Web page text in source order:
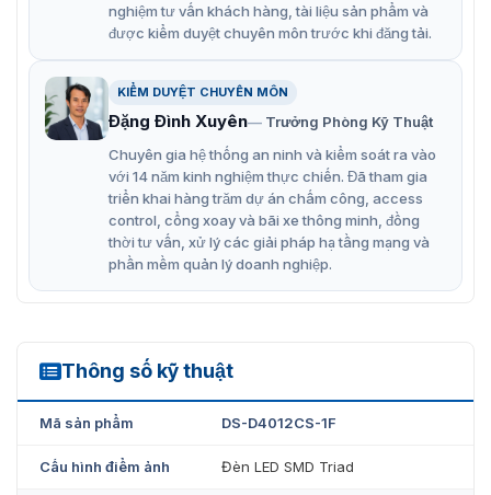
Tiết kiệm năng lượng đáng kể so với các loại màn
hình truyền thống.
Điều khiển thông qua phần mềm chuyên dụng, giúp
người dùng dễ dàng quản lý và tùy chỉnh các cài đặt.
nghiệm tư vấn khách hàng, tài liệu sản phẩm và
được kiểm duyệt chuyên môn trước khi đăng tải.
KIỂM DUYỆT CHUYÊN MÔN
Đặng Đình Xuyên
Trưởng Phòng Kỹ Thuật
Chuyên gia hệ thống an ninh và kiểm soát ra vào
với 14 năm kinh nghiệm thực chiến. Đã tham gia
triển khai hàng trăm dự án chấm công, access
control, cổng xoay và bãi xe thông minh, đồng
thời tư vấn, xử lý các giải pháp hạ tầng mạng và
phần mềm quản lý doanh nghiệp.
Thông số kỹ thuật
DS-D4012CS-1F
Mã sản phẩm DS-D4012CS-1F
Cấu hình điểm ảnh Đèn LED SMD Triad